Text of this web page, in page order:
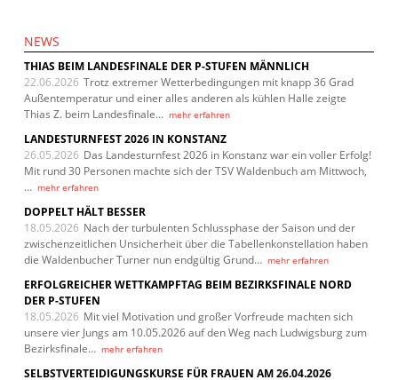
NEWS
THIAS BEIM LANDESFINALE DER P-STUFEN MÄNNLICH
22.06.2026 Trotz extremer Wetterbedingungen mit knapp 36 Grad
Außentemperatur und einer alles anderen als kühlen Halle zeigte
Thias Z. beim Landesfinale… mehr erfahren
LANDESTURNFEST 2026 IN KONSTANZ
26.05.2026 Das Landesturnfest 2026 in Konstanz war ein voller Erfolg!
Mit rund 30 Personen machte sich der TSV Waldenbuch am Mittwoch,
… mehr erfahren
DOPPELT HÄLT BESSER
18.05.2026 Nach der turbulenten Schlussphase der Saison und der
zwischenzeitlichen Unsicherheit über die Tabellenkonstellation haben
die Waldenbucher Turner nun endgültig Grund… mehr erfahren
ERFOLGREICHER WETTKAMPFTAG BEIM BEZIRKSFINALE NORD
DER P-STUFEN
18.05.2026 Mit viel Motivation und großer Vorfreude machten sich
unsere vier Jungs am 10.05.2026 auf den Weg nach Ludwigsburg zum
Bezirksfinale… mehr erfahren
SELBSTVERTEIDIGUNGSKURSE FÜR FRAUEN AM 26.04.2026